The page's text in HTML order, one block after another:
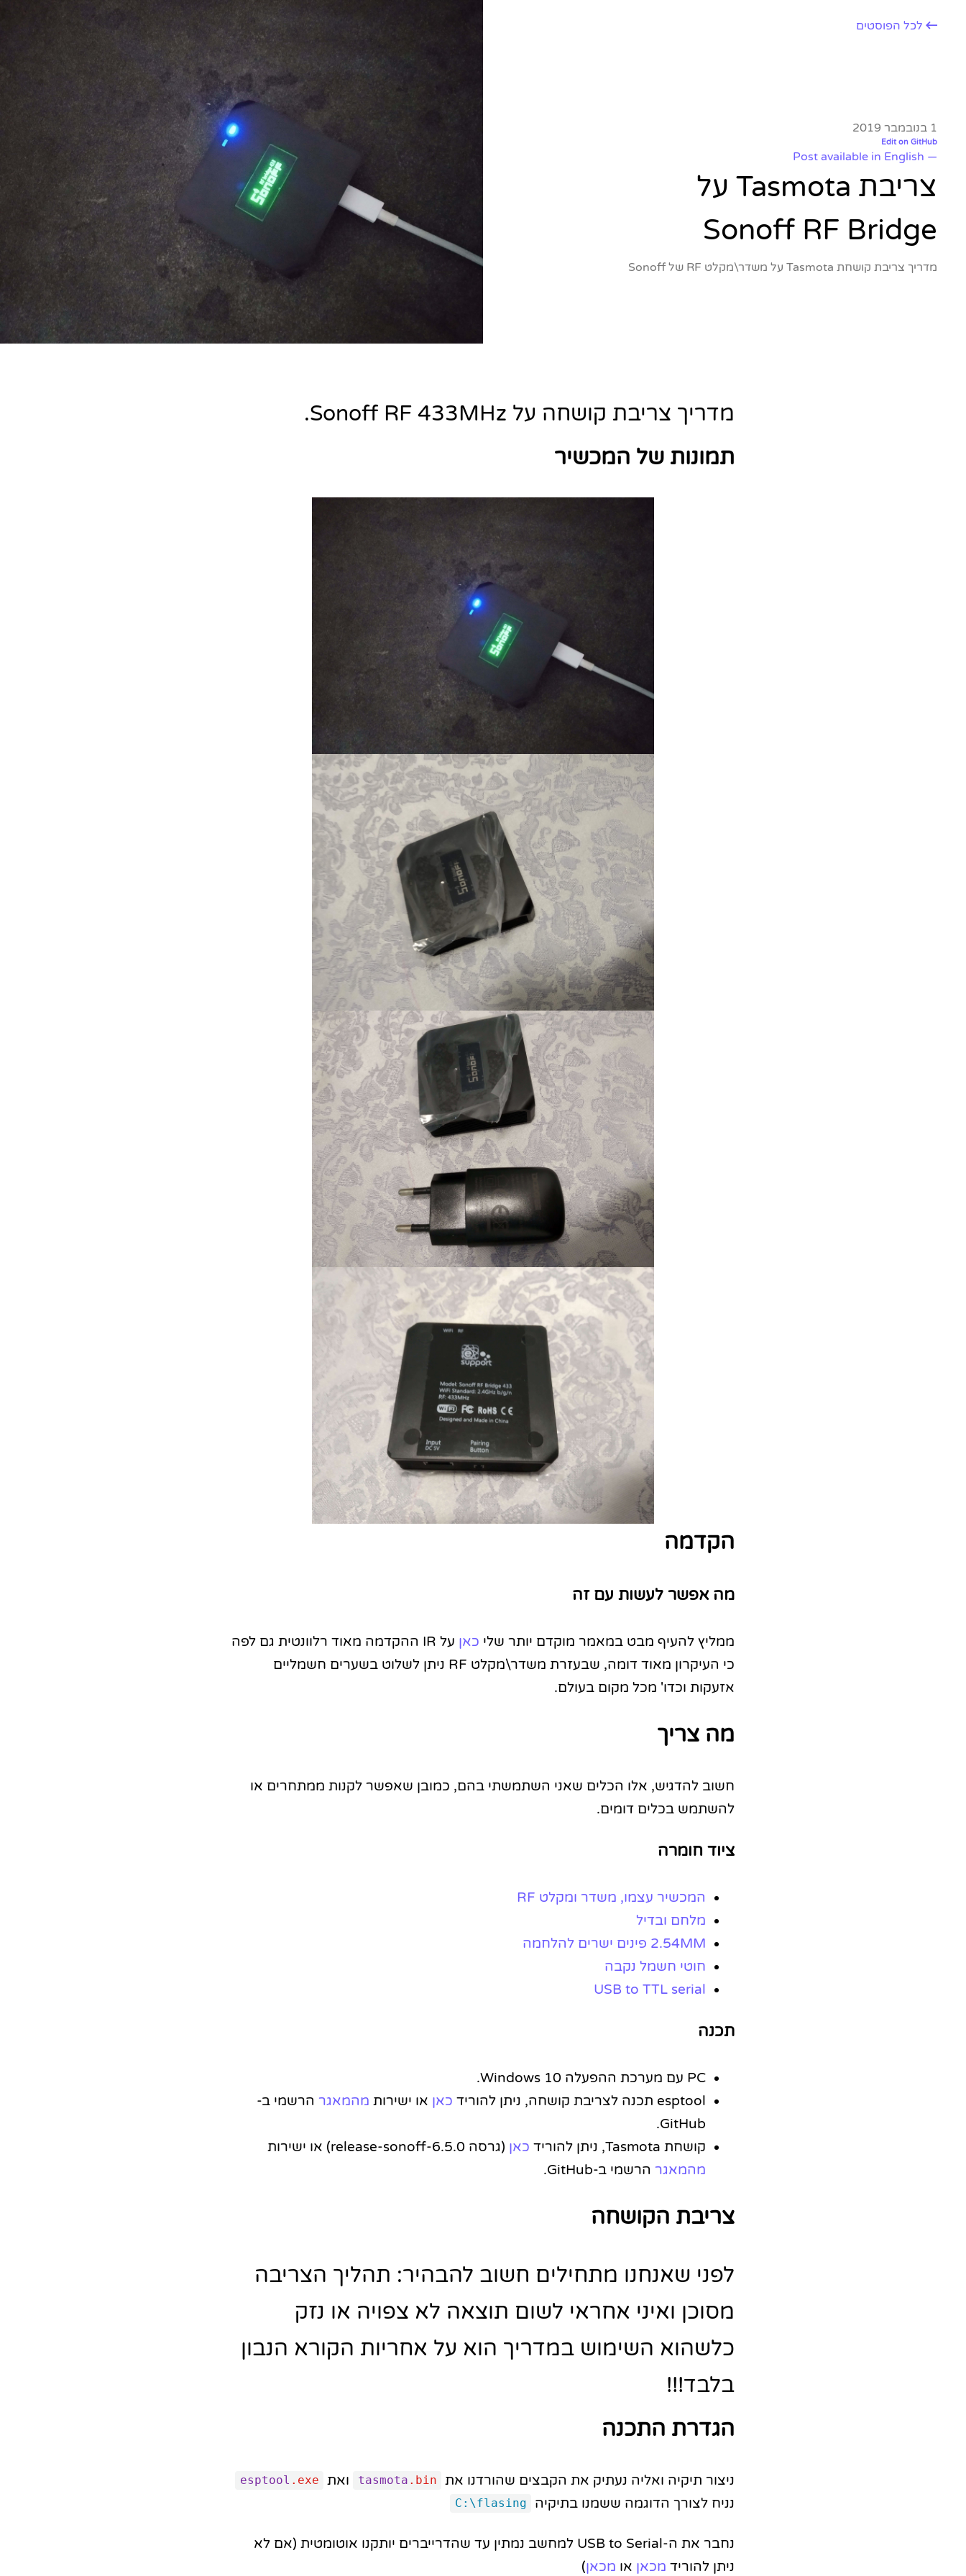
לכל הפוסטים
1 בנובמבר 2019
Edit on GitHub
— Post available in English
צריבת Tasmota על
Sonoff RF Bridge
מדריך צריבת קושחת Tasmota על משדר\מקלט RF של Sonoff
מדריך צריבת קושחה על Sonoff RF 433MHz.
תמונות של המכשיר
הקדמה
מה אפשר לעשות עם זה
ממליץ להעיף מבט במאמר מוקדם יותר שלי כאן
על IR ההקדמה מאוד רלוונטית גם לפה
כי העיקרון מאוד דומה, שבעזרת משדר\מקלט RF ניתן לשלוט בשערים חשמליים
אזעקות וכדו' מכל מקום בעולם.
מה צריך
חשוב להדגיש, אלו הכלים שאני השתמשתי בהם, כמובן שאפשר לקנות ממתחרים או
להשתמש בכלים דומים.
ציוד חומרה
המכשיר עצמו, משדר ומקלט RF
מלחם ובדיל
2.54MM פינים ישרים להלחמה
חוטי חשמל נקבה
USB to TTL serial
תכנה
PC עם מערכת ההפעלה Windows 10.
esptool תכנה לצריבת קושחה, ניתן להוריד
כאן או ישירות מהמאגר הרשמי ב-
GitHub.
קושחת Tasmota, ניתן להוריד
כאן (גרסה 6.5.0-release-sonoff) או ישירות
מהמאגר הרשמי ב-GitHub.
צריבת הקושחה
לפני שאנחנו מתחילים חשוב להבהיר: תהליך הצריבה
מסוכן ואיני אחראי לשום תוצאה לא צפויה או נזק
כלשהוא השימוש במדריך הוא על אחריות הקורא הנבון
בלבד!!!
הגדרת התכנה
ניצור תיקיה ואליה נעתיק את הקבצים שהורדנו את tasmota .bin ואת esptool .exe
נניח לצורך הדוגמה ששמנו בתיקיה C:\flasing
נחבר את ה-USB to Serial למחשב נמתין עד שהדרייברים יותקנו אוטומטית (אם לא
ניתן להוריד מכאן או מכאן)